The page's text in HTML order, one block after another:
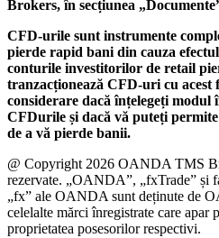
Brokers, în secțiunea
CFD-urile sunt instrumente
pierde rapid bani din cauza
conturile investitorilor de retail
tranzacționează CFD-uri cu
considerare dacă înțelegeți modul
CFDurile și dacă vă puteți
de a vă pierde banii.
@ Copyright 2026 OANDA TMS
rezervate. „OANDA”, „fxTrade” și
„fx” ale OANDA sunt deținute de
celelalte mărci înregistrate care apar
proprietatea posesorilor respectivi.